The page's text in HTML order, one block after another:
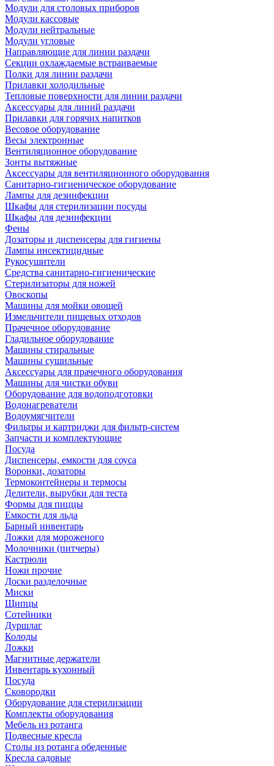
Модули для столовых приборов
Модули кассовые
Модули нейтральные
Модули угловые
Направляющие для линии раздачи
Секции охлаждаемые встраиваемые
Полки для линии раздачи
Прилавки холодильные
Тепловые поверхности для линии раздачи
Аксессуары для линий раздачи
Прилавки для горячих напитков
Весовое оборудование
Весы электронные
Вентиляционное оборудование
Зонты вытяжные
Аксессуары для вентиляционного оборудования
Санитарно-гигиеническое оборудование
Лампы для дезинфекции
Шкафы для стерилизации посуды
Шкафы для дезинфекции
Фены
Дозаторы и диспенсеры для гигиены
Лампы инсектицидные
Рукосушители
Средства санитарно-гигиенические
Стерилизаторы для ножей
Овоскопы
Машины для мойки овощей
Измельчители пищевых отходов
Прачечное оборудование
Гладильное оборудование
Машины стиральные
Машины сушильные
Аксессуары для прачечного оборудования
Машины для чистки обуви
Оборудование для водоподготовки
Водонагреватели
Водоумягчители
Фильтры и картриджи для фильтр-систем
Запчасти и комплектующие
Посуда
Диспенсеры, емкости для соуса
Воронки, дозаторы
Термоконтейнеры и термосы
Делители, вырубки для теста
Формы для пиццы
Емкости для льда
Барный инвентарь
Ложки для мороженого
Молочники (питчеры)
Кастрюли
Ножи прочие
Доски разделочные
Миски
Щипцы
Сотейники
Дуршлаг
Колоды
Ложки
Магнитные держатели
Инвентарь кухонный
Посуда
Сковородки
Оборудование для стерилизации
Комплекты оборудования
Мебель из ротанга
Подвесные кресла
Столы из ротанга обеденные
Кресла садовые